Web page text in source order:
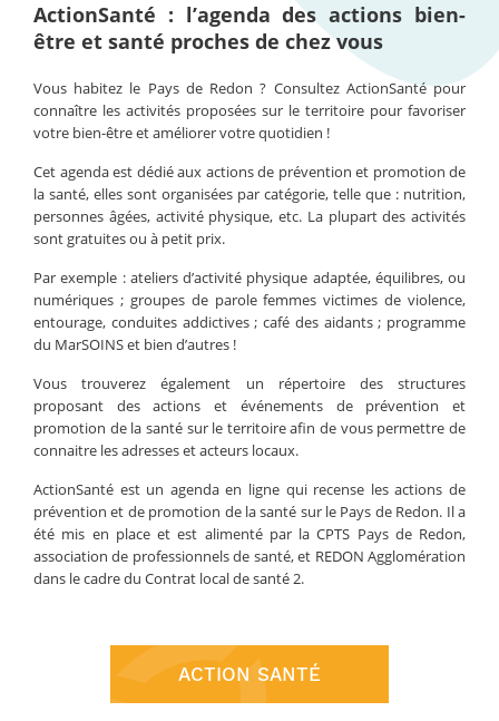
ActionSanté : l’agenda des actions bien-
être et santé proches de chez vous
Vous habitez le Pays de Redon ? Consultez ActionSanté pour
connaître les activités proposées sur le territoire pour favoriser
votre bien-être et améliorer votre quotidien !
Cet agenda est dédié aux actions de prévention et promotion de
la santé, elles sont organisées par catégorie, telle que : nutrition,
personnes âgées, activité physique, etc. La plupart des activités
sont gratuites ou à petit prix.
Par exemple : ateliers d’activité physique adaptée, équilibres, ou
numériques ; groupes de parole femmes victimes de violence,
entourage, conduites addictives ; café des aidants ; programme
du MarSOINS et bien d’autres !
Vous trouverez également un répertoire des structures
proposant des actions et événements de prévention et
promotion de la santé sur le territoire afin de vous permettre de
connaitre les adresses et acteurs locaux.
ActionSanté est un agenda en ligne qui recense les actions de
prévention et de promotion de la santé sur le Pays de Redon. Il a
été mis en place et est alimenté par la CPTS Pays de Redon,
association de professionnels de santé, et REDON Agglomération
dans le cadre du Contrat local de santé 2.
ACTION SANTÉ